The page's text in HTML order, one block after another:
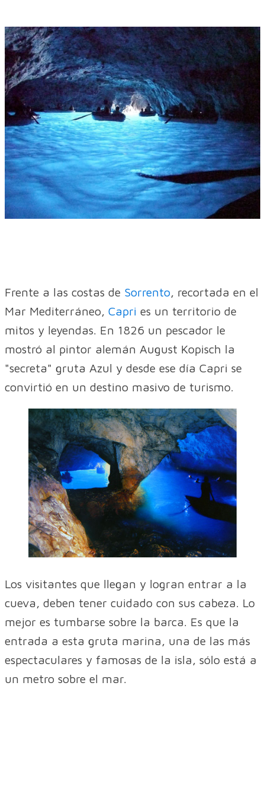
Frente a las costas de Sorrento, recortada en el
Mar Mediterráneo, Capri es un territorio de
mitos y leyendas. En 1826 un pescador le
mostró al pintor alemán August Kopisch la
"secreta" gruta Azul y desde ese día Capri se
convirtió en un destino masivo de turismo.
Los visitantes que llegan y logran entrar a la
cueva, deben tener cuidado con sus cabeza. Lo
mejor es tumbarse sobre la barca. Es que la
entrada a esta gruta marina, una de las más
espectaculares y famosas de la isla, sólo está a
un metro sobre el mar.